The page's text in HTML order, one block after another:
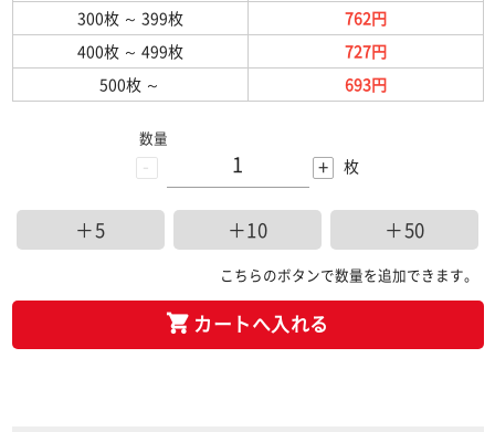
300枚 ～ 399枚
762円
400枚 ～ 499枚
727円
500枚 ～ 693円
-
数量
+ 枚
＋5 ＋10 ＋50
こちらのボタンで数量を追加できます。
カートへ入れる